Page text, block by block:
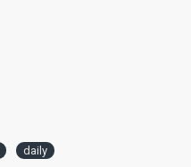
daily